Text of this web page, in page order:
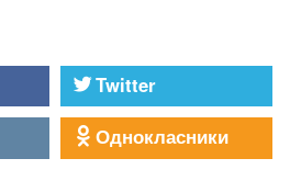
Twitter
Однокласники